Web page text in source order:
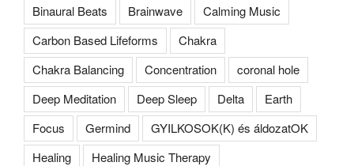
Binaural Beats
Brainwave
Calming Music
Carbon Based Lifeforms
Chakra
Chakra Balancing
Concentration
coronal hole
Deep Meditation
Deep Sleep Delta
Earth
Focus
Germind
GYILKOSOK(K) és áldozatOK
Healing
Healing Music Therapy